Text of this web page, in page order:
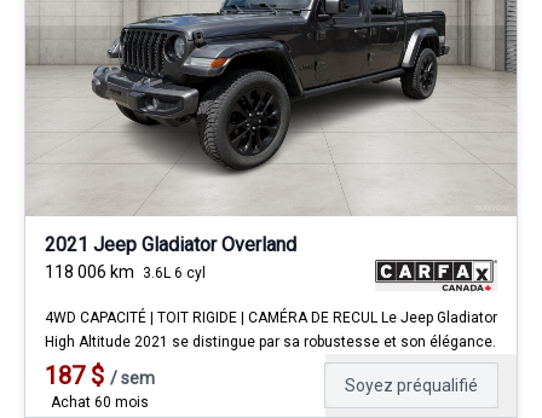
2021 Jeep Gladiator Overland
118 006 km 3.6L 6 cyl
4WD CAPACITÉ | TOIT RIGIDE | CAMÉRA DE RECUL Le Jeep Gladiator
High Altitude 2021 se distingue par sa robustesse et son élégance.
187$ /sem
Achat 60 mois
Soyez préqualifié